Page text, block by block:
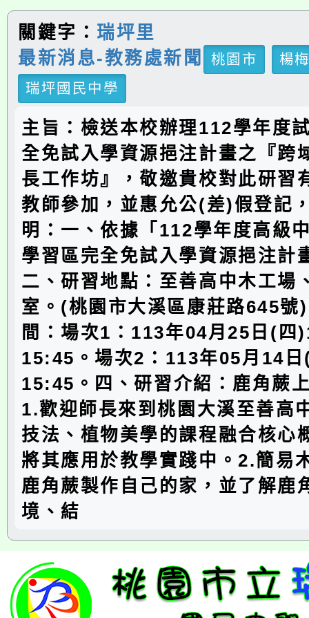
關鍵字： 瑞坪里
最新消息-教務處新聞
桃園市
楊
瑞坪國民中學
主旨：檢送本校辦理112學年度
全免試入學資源挹注計畫之『跨
長工作坊』，敬邀貴校對此研習
教師參加，並惠允公(差)假登記
明：一、依據「112學年度高級
學習區完全免試入學資源挹注計
二、研習地點：至善高中木工場
室。(桃園市大溪區康莊路645號
間：場次1：113年04月25日(四
15:45。場次2：113年05月14
15:45。四、研習介紹：鹿角蕨
1.歡迎師長來到桃園大溪至善高
技法、植物美學的課程融合核心
將其應用於教學實踐中。2.簡易
鹿角蕨製作自己的家，並了解鹿
境、結